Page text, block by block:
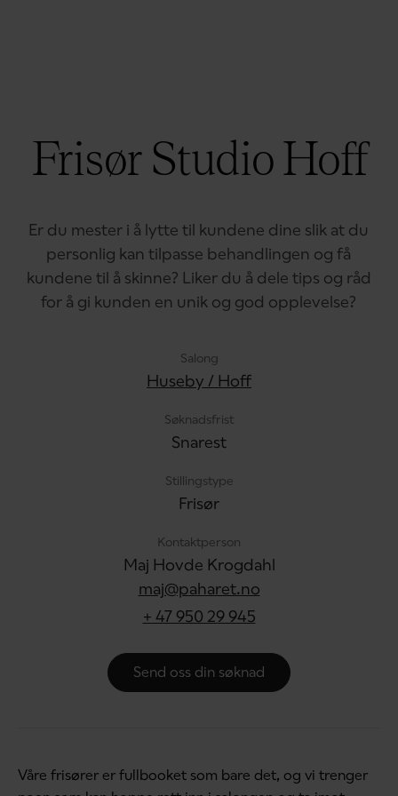
Frisør Studio Hoff
Er du mester i å lytte til kundene dine slik at du
personlig kan tilpasse behandlingen og få
kundene til å skinne? Liker du å dele tips og råd
for å gi kunden en unik og god opplevelse?
Salong
Huseby / Hoff
Søknadsfrist
Snarest
Stillingstype
Frisør
Kontaktperson
Maj Hovde Krogdahl
maj@paharet.no
+ 47 950 29 945
Send oss din søknad
Våre frisører er fullbooket som bare det, og vi trenger